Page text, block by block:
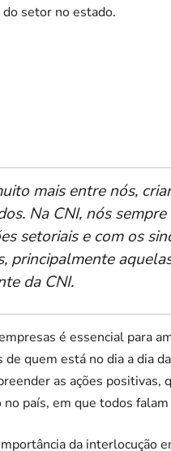
setor no estado.
mais entre nós,
Na CNI, nós
setoriais e com os
principalmente
da CNI.
é essencial para
quem está no dia a dia
as ações
país, em que todos
da